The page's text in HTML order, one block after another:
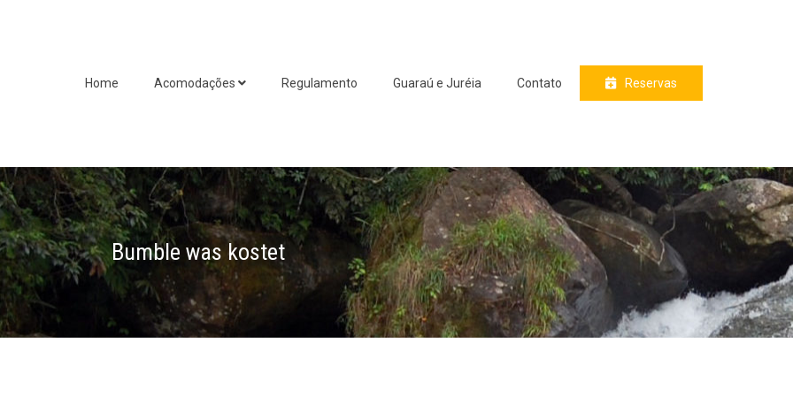
Home Acomodações Regulamento Guaraú e Juréia Contato Reservas
Bumble was kostet